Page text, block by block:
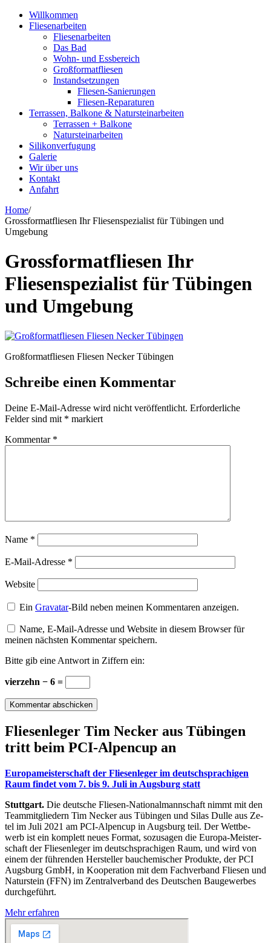
Willkommen
Fliesenarbeiten
Fliesenarbeiten
Das Bad
Wohn- und Essbereich
Großformatfliesen
Instandsetzungen
Fliesen-Sanierungen
Fliesen-Reparaturen
Terrassen, Balkone & Natursteinarbeiten
Terrassen + Balkone
Natursteinarbeiten
Silikonverfugung
Galerie
Wir über uns
Kontakt
Anfahrt
Home/
Grossformatfliesen Ihr Fliesenspezialist für Tübingen und
Umgebung
Grossformatfliesen Ihr
Fliesenspezialist für Tübingen
und Umgebung
Großformatfliesen Fliesen Necker Tübingen
Schreibe einen Kommentar
Deine E-Mail-Adresse wird nicht veröffentlicht. Erforderliche
Felder sind mit * markiert
Kommentar *
Name *
E-Mail-Adresse *
Website
EinGravatar-Bild neben meinen Kommentaren anzeigen.
Name, E-Mail-Adresse und Website in diesem Browser für
meinen nächsten Kommentar speichern.
Bitte gib eine Antwort in Ziffern ein:
vierzehn − 6 =
Flie­sen­le­ger Tim Ne­cker aus Tü­bin­gen
tritt beim PCI-Al­pen­cup an
Eu­ro­pa­meis­ter­schaft der Flie­sen­le­ger im deutsch­spra­chi­gen
Raum fin­det vom 7. bis 9. Juli in Augs­burg statt
Stuttgart. Die deut­sche Flie­sen-Na­tio­nal­mann­schaft nimmt mit den
Team­mit­glie­dern Tim Ne­cker aus Tü­bin­gen und Si­las Dul­le aus Ze­
tel im Juli 2021 am PCI-Al­pen­cup in Augs­burg teil. Der Wett­be­
werb ist ein kom­plett neu­es For­mat, so­zu­sa­gen die Eu­ro­pa-Meis­ter­
schaft der Flie­sen­le­ger im deutsch­spra­chi­gen Raum, und wird von
ei­nem der füh­ren­den Her­stel­ler bau­che­mi­scher Pro­duk­te, der PCI
Augs­burg GmbH, in Ko­ope­ra­ti­on mit dem Fach­ver­band Flie­sen und
Na­tur­stein (FFN) im Zen­tral­ver­band des Deut­schen Bau­ge­wer­bes
durch­ge­führt.
Mehr erfahren